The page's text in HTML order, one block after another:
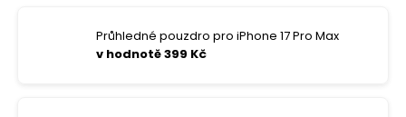
Průhledné pouzdro pro iPhone 17 Pro Max
v hodnotě 399 Kč